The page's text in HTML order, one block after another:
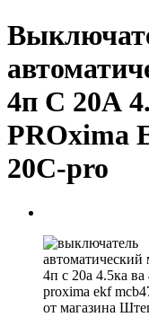
4п C 20А
PROxima
20C-pro